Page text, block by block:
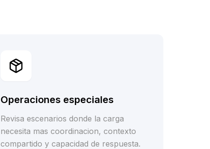
Operaciones especiales
Revisa escenarios donde la carga
necesita mas coordinacion, contexto
compartido y capacidad de respuesta.